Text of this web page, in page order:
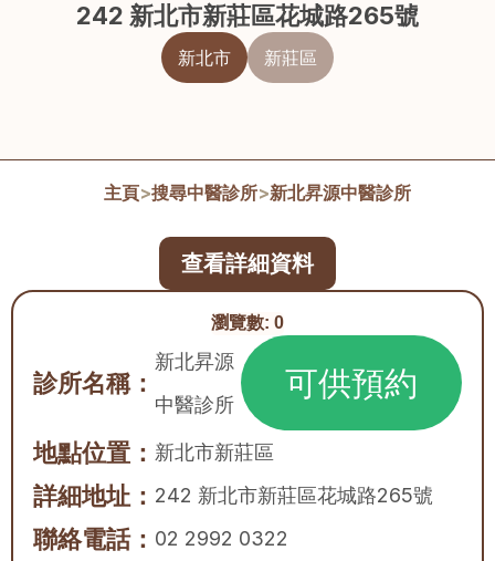
242 新北市新莊區花城路265號
新北市 新莊區
主頁>搜尋中醫診所>新北昇源中醫診所
瀏覽數: 0
診所名稱：
新北昇源
中醫診所
可供預約
地點位置： 新北市新莊區
詳細地址： 242 新北市新莊區花城路265號
聯絡電話： 02 2992 0322
查看詳細資料